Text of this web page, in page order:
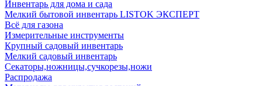
Инвентарь для дома и сада
Мелкий бытовой инвентарь LISTOK ЭКСПЕРТ
Всё для газона
Измерительные инструменты
Крупный садовый инвентарь
Мелкий садовый инвентарь
Секаторы,ножницы,сучкорезы,ножи
Распродажа